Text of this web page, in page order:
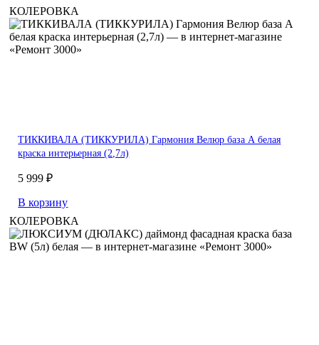
КОЛЕРОВКА
ТИККИВАЛА (ТИККУРИЛА) Гармония Велюр база А белая
краска интерьерная (2,7л)
5 999 ₽
В корзину
КОЛЕРОВКА